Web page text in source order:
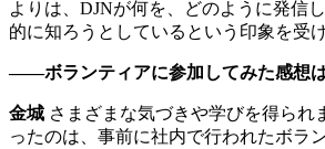
よりは、DJNが何を、どのように発信
的に知ろうとしているという印象を受
――ボランティアに参加してみた感想
金城 さまざまな気づきや学びを得られ
ったのは、事前に社内で行われたボラ